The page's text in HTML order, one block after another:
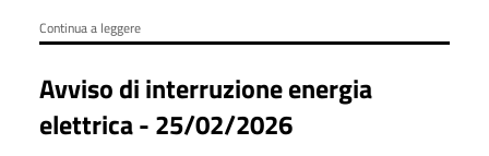
Continua a leggere
Avviso di interruzione energia
elettrica - 25/02/2026